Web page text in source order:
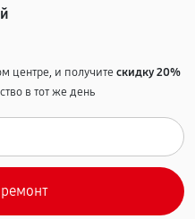
центре, и получитескидку 20%
в тот же день